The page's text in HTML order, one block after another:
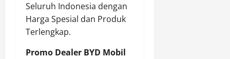
Seluruh Indonesia dengan
Harga Spesial dan Produk
Terlengkap.
Promo Dealer BYD Mobil